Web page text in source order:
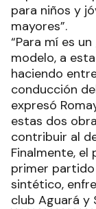
para niños y
mayores”.
“Para mí es
modelo, a
haciendo
conducción
expresó
estas dos
contribuir al
Finalmente,
primer partido
sintético,
club Aguará y